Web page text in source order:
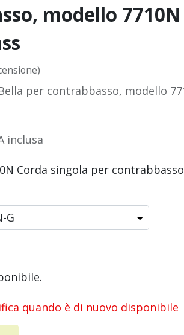
modello 7710N
per contrabbasso, modello
inclusa
Corda singola per contrabbasso
quando è di nuovo disponibile